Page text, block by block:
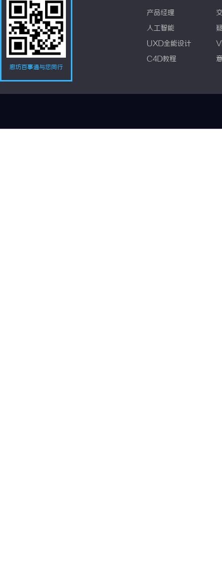
廊坊百事通与您同行
产品经理
人工智能
UXD全能设计
C4D教程